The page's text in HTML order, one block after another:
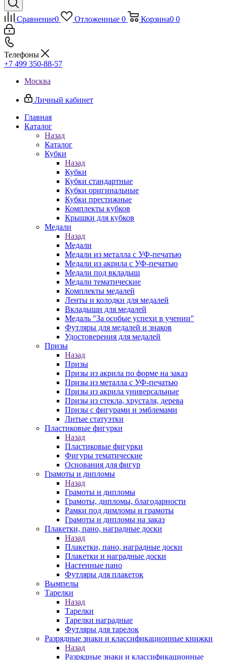
Сравнение0 Отложенные 0 Корзина0 0
Телефоны
+7 499 350-88-57
Москва
Личный кабинет
Главная
Каталог
Назад
Каталог
Кубки
Назад
Кубки
Кубки стандартные
Кубки оригинальные
Кубки престижные
Комплекты кубков
Крышки для кубков
Медали
Назад
Медали
Медали из металла с УФ-печатью
Медали из акрила с УФ-печатью
Медали под вкладыш
Медали тематические
Комплекты медалей
Ленты и колодки для медалей
Вкладыши для медалей
Медаль "За особые успехи в учении"
Футляры для медалей и знаков
Удостоверения для медалей
Призы
Назад
Призы
Призы из акрила по форме на заказ
Призы из металла с УФ-печатью
Призы из акрила универсальные
Призы из стекла, хрусталя, дерева
Призы с фигурами и эмблемами
Литые статуэтки
Пластиковые фигурки
Назад
Пластиковые фигурки
Фигуры тематические
Основания для фигур
Грамоты и дипломы
Назад
Грамоты и дипломы
Грамоты, дипломы, благодарности
Рамки под димломы и грамоты
Грамоты и дипломы на заказ
Плакетки, пано, наградные доски
Назад
Плакетки, пано, наградные доски
Плакетки и наградные доски
Настенные пано
Футляры для плакеток
Вымпелы
Тарелки
Назад
Тарелки
Тарелки наградные
Футляры для тарелок
Разрядные знаки и классификационные книжки
Назад
Разрядные знаки и классификационные